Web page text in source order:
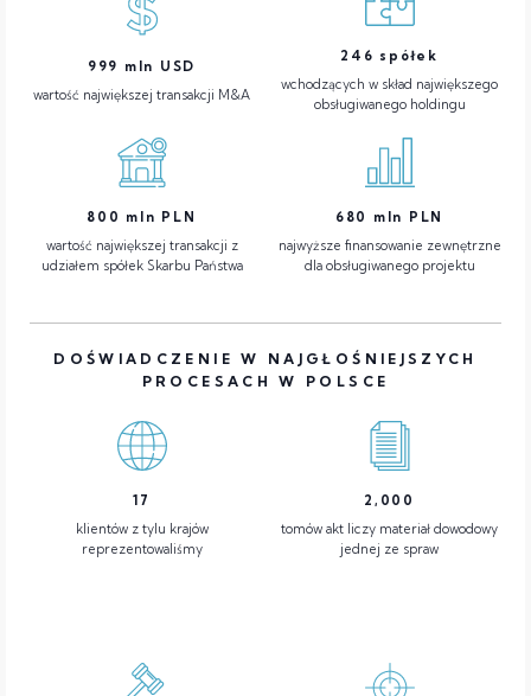
999 mln USD
wartość największej transakcji M&A
246 spółek
wchodzących w skład największego
obsługiwanego holdingu
800 mln PLN
wartość największej transakcji z
udziałem spółek Skarbu Państwa
680
mln PLN
najwyższe finansowanie zewnętrzne
dla obsługiwanego projektu
DOŚWIADCZENIE W NAJGŁOŚNIEJSZYCH
PROCESACH W POLSCE
17
klientów z tylu krajów
reprezentowaliśmy
2,000
tomów akt liczy materiał dowodowy
jednej ze spraw